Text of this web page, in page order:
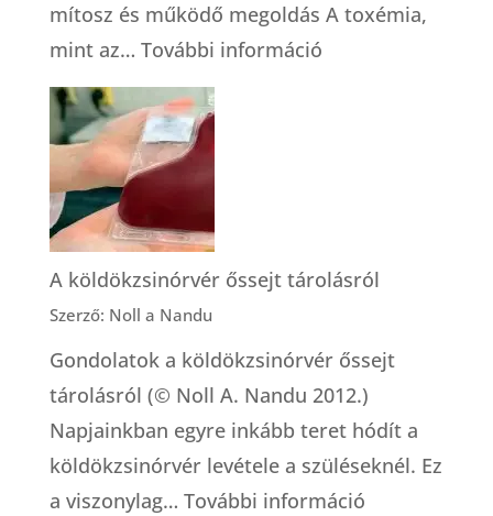
mítosz és működő megoldás A toxémia,
mint az… További információ:
A köldökzsinórvér őssejt tárolásról
Szerző: Noll a Nandu
Gondolatok a köldökzsinórvér őssejt
tárolásról (© Noll A. Nandu 2012.)
Napjainkban egyre inkább teret hódít a
köldökzsinórvér levétele a szüléseknél. Ez
a viszonylag… További információ: